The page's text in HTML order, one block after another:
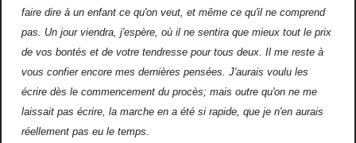
faire dire à un enfant ce qu'on veut, et même ce qu'il ne comprend
pas. Un jour viendra, j'espère, où il ne sentira que mieux tout le prix
de vos bontés et de votre tendresse pour tous deux. Il me reste à
vous confier encore mes dernières pensées. J'aurais voulu les
écrire dès le commencement du procès; mais outre qu'on ne me
laissait pas écrire, la marche en a été si rapide, que je n'en aurais
réellement pas eu le temps.